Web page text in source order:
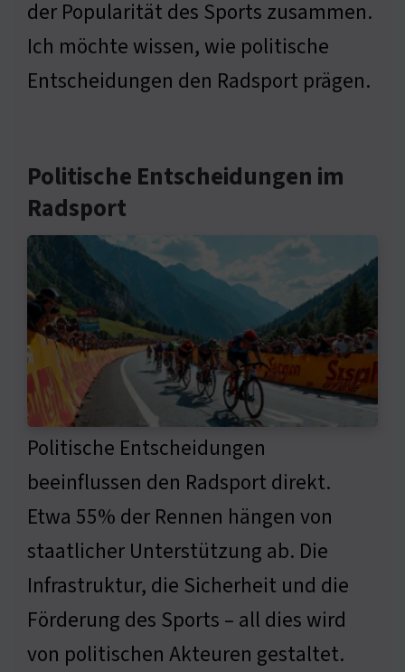
der Popularität des Sports zusammen.
Ich möchte wissen, wie politische
Entscheidungen den Radsport prägen.
Politische Entscheidungen im
Radsport
Politische Entscheidungen
beeinflussen den Radsport direkt.
Etwa 55% der Rennen hängen von
staatlicher Unterstützung ab. Die
Infrastruktur, die Sicherheit und die
Förderung des Sports – all dies wird
von politischen Akteuren gestaltet.